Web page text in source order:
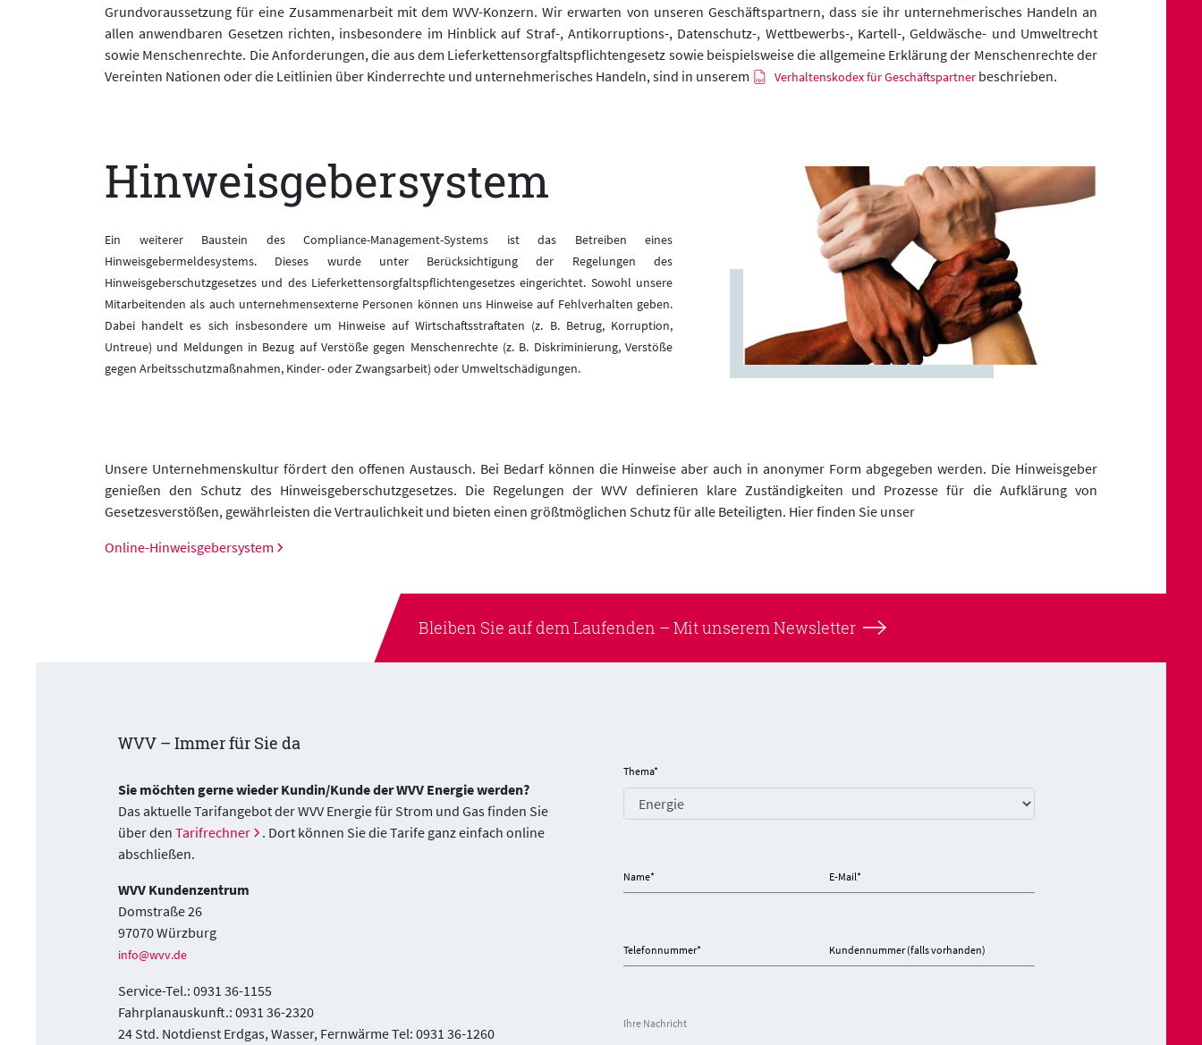
Grundvoraussetzung für eine Zusammenarbeit mit dem WVV-Konzern. Wir erwarten von unseren Geschäftspartnern, dass sie ihr unternehmerisches Handeln an
allen anwendbaren Gesetzen richten, insbesondere im Hinblick auf Straf-, Antikorruptions-, Datenschutz-, Wettbewerbs-, Kartell-, Geldwäsche- und Umweltrecht
sowie Menschenrechte. Die Anforderungen, die aus dem Lieferkettensorgfaltspflichtengesetz sowie beispielsweise die allgemeine Erklärung der Menschenrechte der
Vereinten Nationen oder die Leitlinien über Kinderrechte und unternehmerisches Handeln, sind in unserem
Verhaltenskodex für Geschäftspartner beschrieben.
Hinweisgebersystem
Ein weiterer Baustein des Compliance-Management-Systems ist das Betreiben eines
Hinweisgebermeldesystems. Dieses wurde unter Berücksichtigung der Regelungen des
Hinweisgeberschutzgesetzes und des Lieferkettensorgfaltspflichtengesetzes eingerichtet. Sowohl unsere
Mitarbeitenden als auch unternehmensexterne Personen können uns Hinweise auf Fehlverhalten geben.
Dabei handelt es sich insbesondere um Hinweise auf Wirtschaftsstraftaten (z. B. Betrug, Korruption,
Untreue) und Meldungen in Bezug auf Verstöße gegen Menschenrechte (z. B. Diskriminierung, Verstöße
gegen Arbeitsschutzmaßnahmen, Kinder- oder Zwangsarbeit) oder Umweltschädigungen.
Unsere Unternehmenskultur fördert den offenen Austausch. Bei Bedarf können die Hinweise aber auch in anonymer Form abgegeben werden. Die Hinweisgeber
genießen den Schutz des Hinweisgeberschutzgesetzes. Die Regelungen der WVV definieren klare Zuständigkeiten und Prozesse für die Aufklärung von
Gesetzesverstößen, gewährleisten die Vertraulichkeit und bieten einen größtmöglichen Schutz für alle Beteiligten. Hier finden Sie unser
Online-Hinweisgebersystem
Bleiben Sie auf dem Laufenden – Mit unserem Newsletter
WVV – Immer für Sie da
Sie möchten gerne wieder Kundin/Kunde der WVV Energie werden?
Das aktuelle Tarifangebot der WVV Energie für Strom und Gas finden Sie
über den Tarifrechner
. Dort können Sie die Tarife ganz einfach online
abschließen.
WVV Kundenzentrum
Domstraße 26
97070 Würzburg
info@wvv.de
Service-Tel.: 0931 36-1155
Fahrplanauskunft.: 0931 36-2320
24 Std. Notdienst Erdgas, Wasser, Fernwärme Tel: 0931 36-1260
Thema*
Name* E-Mail*
Telefonnummer* Kundennummer (falls vorhanden)
Ihre Nachricht